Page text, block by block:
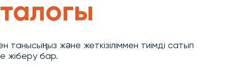
танысыңыз және жеткізіліммен тиімді сатып
жіберу бар.